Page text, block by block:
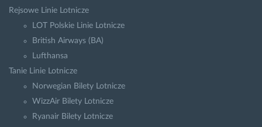
Rejsowe Linie Lotnicze
LOT Polskie Linie Lotnicze
British Airways (BA)
Lufthansa
Tanie Linie Lotnicze
Norwegian Bilety Lotnicze
WizzAir Bilety Lotnicze
Ryanair Bilety Lotnicze